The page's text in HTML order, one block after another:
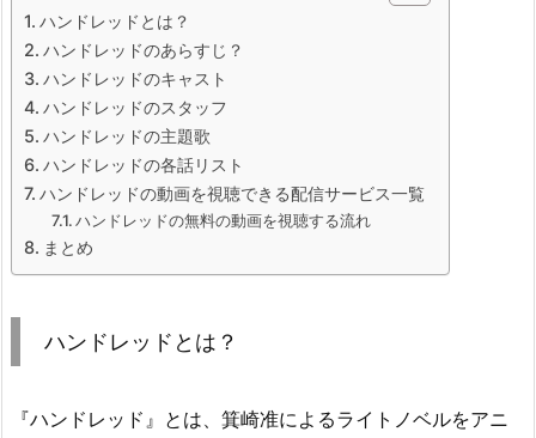
ハンドレッドとは？
ハンドレッドのあらすじ？
ハンドレッドのキャスト
ハンドレッドのスタッフ
ハンドレッドの主題歌
ハンドレッドの各話リスト
ハンドレッドの動画を視聴できる配信サービス一覧
ハンドレッドの無料の動画を視聴する流れ
まとめ
ハンドレッドとは？
『ハンドレッド』とは、箕崎准によるライトノベルをアニ